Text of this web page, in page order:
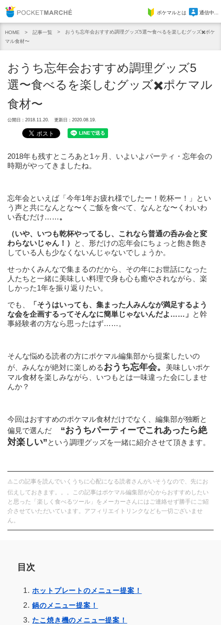
Pocket Marcheポケマルとは 通信中...
HOME 記事一覧
おうち忘年会おすすめ調理グッズ5選〜食べるを楽しむグッズ✖️ポケ
マル食材〜
おうち忘年会おすすめ調理グッズ5
選〜食べるを楽しむグッズ✖️ポケマル
食材〜
公開日：2018.11.20. 更新日：2020.08.19.
2018年も残すところあと1ヶ月、いよいよパーティ・忘年会の
時期がやってきましたね。
忘年会といえば「今年1年お疲れ様でしたー！乾杯ー！」とい
う声と共になんとな〜くご飯を食べて、なんとな〜くわいわ
い呑むだけ……。
（いや、いつも乾杯やってるし、これなら普通の呑み会と変
わらないじゃん！）
と、形だけの忘年会にちょっと飽き飽き
している人も少なくないんじゃないでしょうか。
せっかくみんなで集まるのだから、その年にお世話になった
人たちと一緒に美味しい料理で身も心も癒やされながら、楽
しかった1年を振り返りたい。
でも、
「そうはいっても、集まった人みんなが満足するよう
な会を企画するってそんなに簡単じゃないんだよ……」 と幹
事経験者の方なら思ったはず……。
そんな悩める読者の方にポケマル編集部から提案したいの
が、みんなが絶対に楽しめるおうち忘年会。
美味しいポケ
マル食材を楽しみながら、いつもとは一味違った会にしませ
んか？
今回はおすすめのポケマル食材だけでなく、編集部が独断と
偏見で選んだ “おうちパーティーでこれあったら絶
対楽しい”という調理グッズを一緒に紹介させて頂きます。
⚠️この記事を読んでいくうちに心配になる読者さんがいそうなので、先にお
伝えしておきます。。。この記事はポケマル編集部が心からおすすめしたい
と思った「楽しく食べるツール」をメーカーさんにはご連絡せず勝手にご紹
介させていただいています。アフィリエイトリンクなども一切ございませ
ん。
目次
ホットプレートのメニュー提案！
鍋のメニュー提案！
たこ焼き機のメニュー提案！